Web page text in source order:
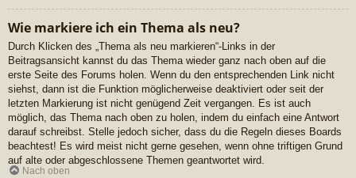
Wie markiere ich ein Thema als neu?
Durch Klicken des „Thema als neu markieren“-Links in der
Beitragsansicht kannst du das Thema wieder ganz nach oben auf die
erste Seite des Forums holen. Wenn du den entsprechenden Link nicht
siehst, dann ist die Funktion möglicherweise deaktiviert oder seit der
letzten Markierung ist nicht genügend Zeit vergangen. Es ist auch
möglich, das Thema nach oben zu holen, indem du einfach eine Antwort
darauf schreibst. Stelle jedoch sicher, dass du die Regeln dieses Boards
beachtest! Es wird meist nicht gerne gesehen, wenn ohne triftigen Grund
auf alte oder abgeschlossene Themen geantwortet wird.
Nach oben